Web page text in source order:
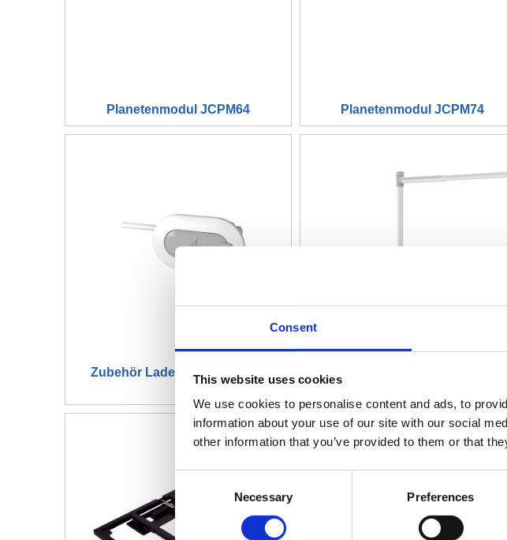
Consent
This website uses cookies
We use cookies to personalise content and ads, to
information about your use of our site with our social
other information that you’ve provided to them or that
Selection
Necessary Preferences
Planetenmodul JCPM64 Planetenmodul JCPM74
Zubehör Ladegerät JCP35U5